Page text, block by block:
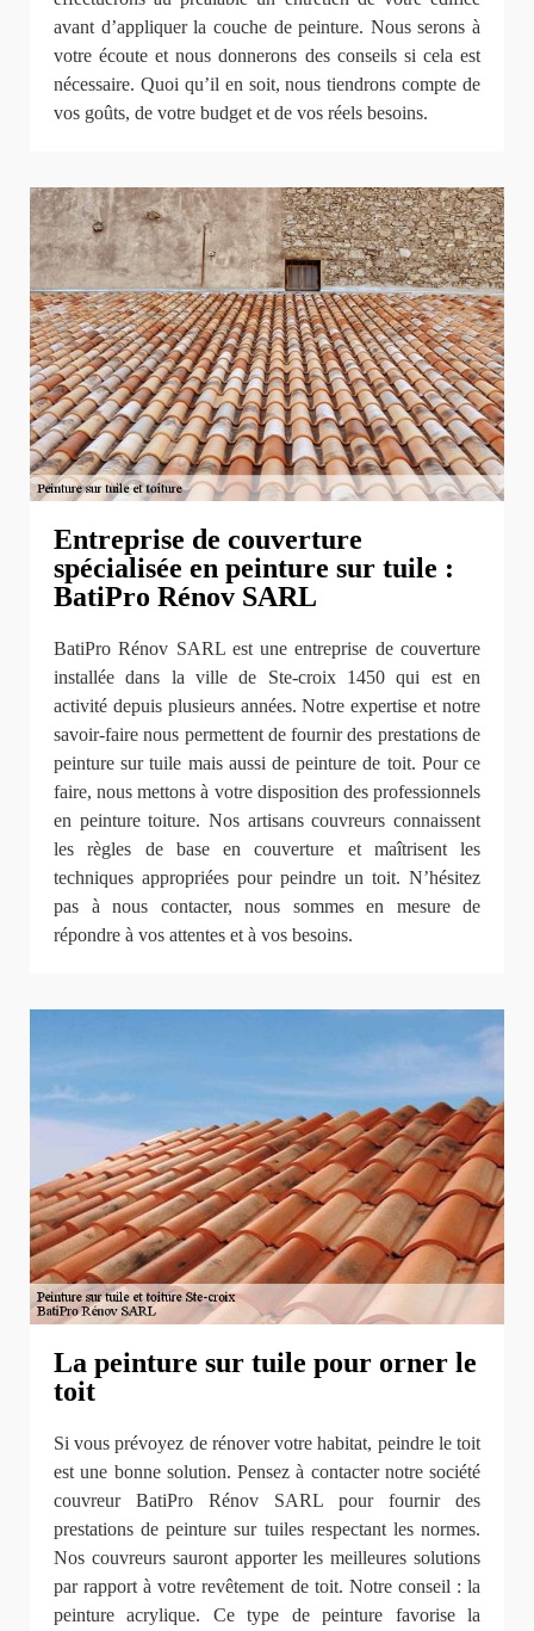
avant d’appliquer la couche de peinture. Nous serons à
votre écoute et nous donnerons des conseils si cela est
nécessaire. Quoi qu’il en soit, nous tiendrons compte de
vos goûts, de votre budget et de vos réels besoins.
Entreprise de couverture
spécialisée en peinture sur tuile :
BatiPro Rénov SARL
BatiPro Rénov SARL est une entreprise de couverture
installée dans la ville de Ste-croix 1450 qui est en
activité depuis plusieurs années. Notre expertise et notre
savoir-faire nous permettent de fournir des prestations de
peinture sur tuile mais aussi de peinture de toit. Pour ce
faire, nous mettons à votre disposition des professionnels
en peinture toiture. Nos artisans couvreurs connaissent
les règles de base en couverture et maîtrisent les
techniques appropriées pour peindre un toit. N’hésitez
pas à nous contacter, nous sommes en mesure de
répondre à vos attentes et à vos besoins.
La peinture sur tuile pour orner le
toit
Si vous prévoyez de rénover votre habitat, peindre le toit
est une bonne solution. Pensez à contacter notre société
couvreur BatiPro Rénov SARL pour fournir des
prestations de peinture sur tuiles respectant les normes.
Nos couvreurs sauront apporter les meilleures solutions
par rapport à votre revêtement de toit. Notre conseil : la
peinture acrylique. Ce type de peinture favorise la